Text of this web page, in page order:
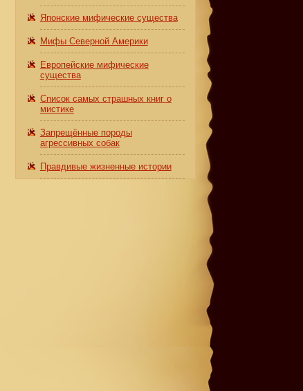
Японские мифические существа
Мифы Северной Америки
Европейские мифические
существа
Список самых страшных книг о
мистике
Запрещённые породы
агрессивных собак
Правдивые жизненные истории